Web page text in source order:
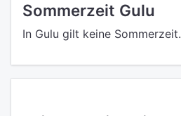
Sommerzeit Gulu
In Gulu gilt keine Sommerzeit.